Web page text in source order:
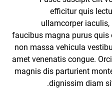
efficitur quis
ullamcorper
faucibus magna purus quis
non massa vehicula
amet venenatis congue.
magnis dis parturient
dignissim diam